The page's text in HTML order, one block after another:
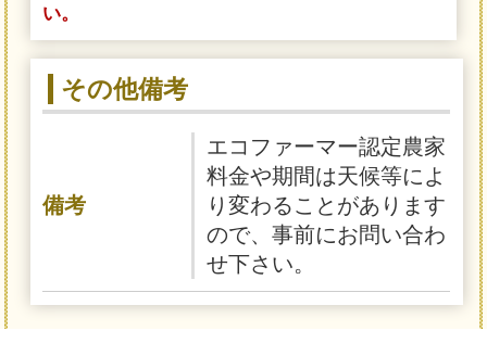
い。
その他備考
備考
エコファーマー認定農家
料金や期間は天候等によ
り変わることがあります
ので、事前にお問い合わ
せ下さい。